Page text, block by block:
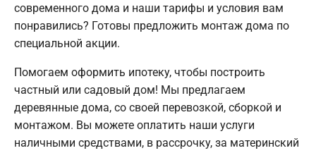
современного дома и наши тарифы и условия вам
понравились? Готовы предложить монтаж дома по
специальной акции.
Помогаем оформить ипотеку, чтобы построить
частный или садовый дом! Мы предлагаем
деревянные дома, со своей перевозкой, сборкой и
монтажом. Вы можете оплатить наши услуги
наличными средствами, в рассрочку, за материнский